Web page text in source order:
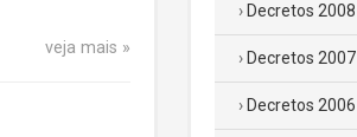
veja mais
Decretos 2008
Decretos 2007
Decretos 2006